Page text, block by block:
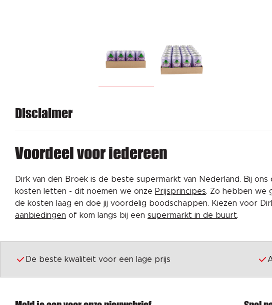
Disclaimer
Voordeel voor iedereen
Dirk van den Broek is de beste supermarkt van Nederland. Bij
kosten letten - dit noemen we onze Prijsprincipes. Zo hebben we
de kosten laag en doe jij voordelig boodschappen. Kiezen voor
aanbiedingen of kom langs bij een supermarkt in de buurt.
De beste kwaliteit voor een lage prijs